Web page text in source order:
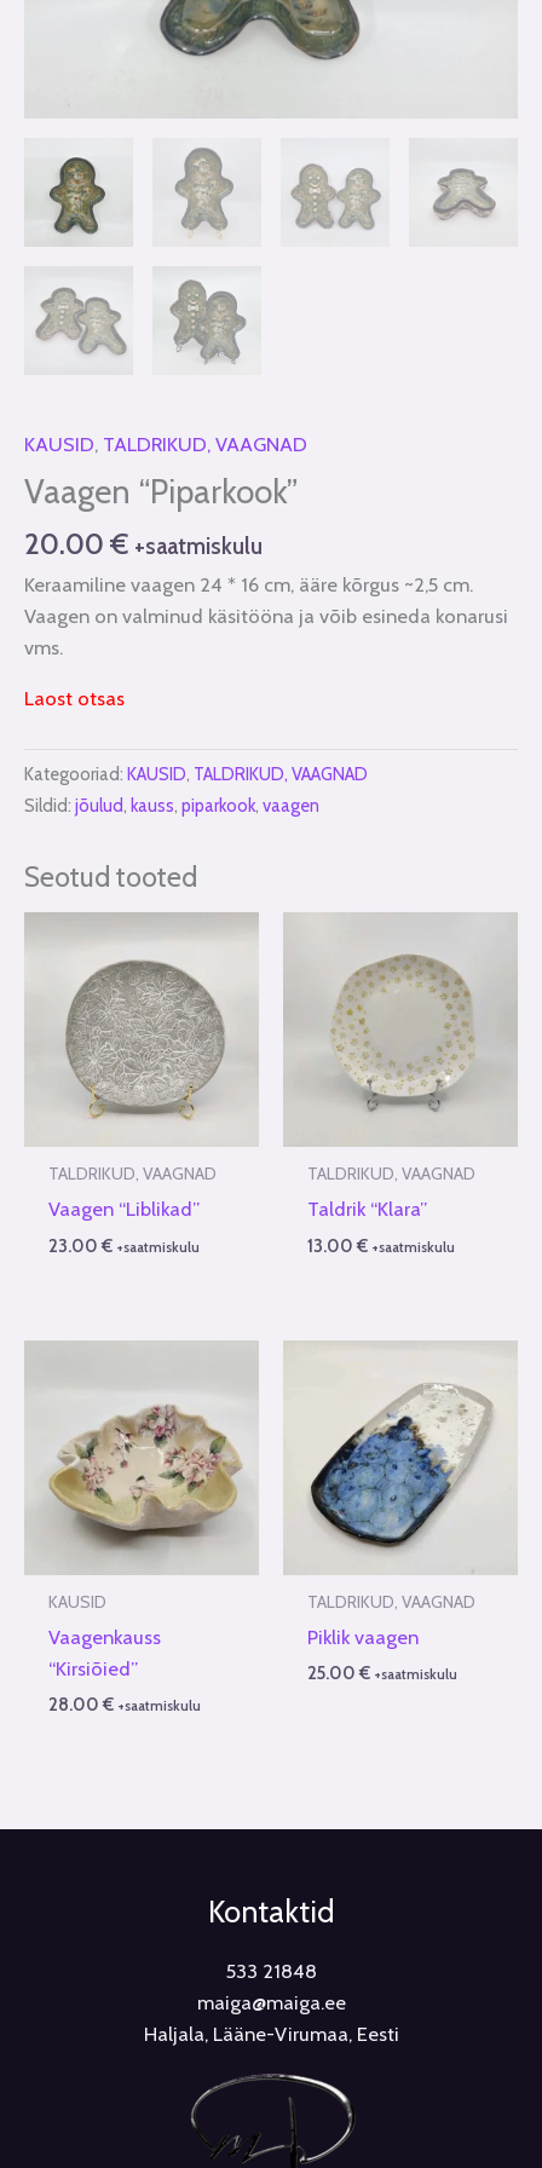
KAUSID, TALDRIKUD, VAAGNAD
Vaagen “Piparkook”
20.00 € +saatmiskulu
Keraamiline vaagen 24 * 16 cm, ääre kõrgus ~2,5 cm.
Vaagen on valminud käsitööna ja võib esineda konarusi
vms.
Laost otsas
Kategooriad: KAUSID, TALDRIKUD, VAAGNAD
Sildid: jõulud, kauss, piparkook, vaagen
Seotud tooted
TALDRIKUD, VAAGNAD
Vaagen “Liblikad”
23.00€ +saatmiskulu
TALDRIKUD, VAAGNAD
Taldrik “Klara”
13.00€ +saatmiskulu
KAUSID
Vaagenkauss
“Kirsiõied”
28.00€ +saatmiskulu
TALDRIKUD, VAAGNAD
Piklik vaagen
25.00€ +saatmiskulu
Kontaktid
533 21848
maiga@maiga.ee
Haljala, Lääne-Virumaa, Eesti